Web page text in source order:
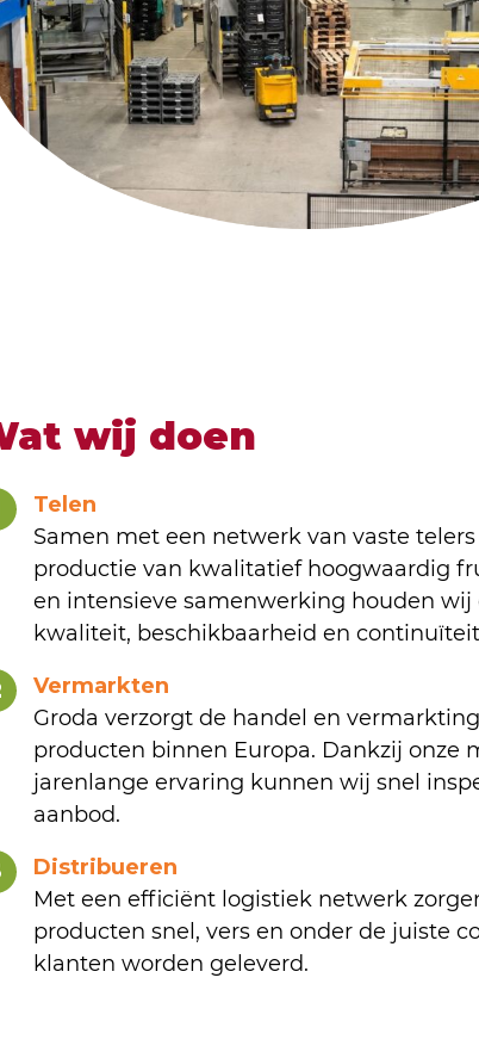
wij doen
Telen
Samen met een netwerk van vaste
productie van kwalitatief hoogwaardig
en intensieve samenwerking houden wij
kwaliteit, beschikbaarheid en
Vermarkten
Groda verzorgt de handel en
producten binnen Europa. Dankzij onze
jarenlange ervaring kunnen wij snel
aanbod.
Distribueren
Met een efficiënt logistiek netwerk
producten snel, vers en onder de juiste
klanten worden geleverd.